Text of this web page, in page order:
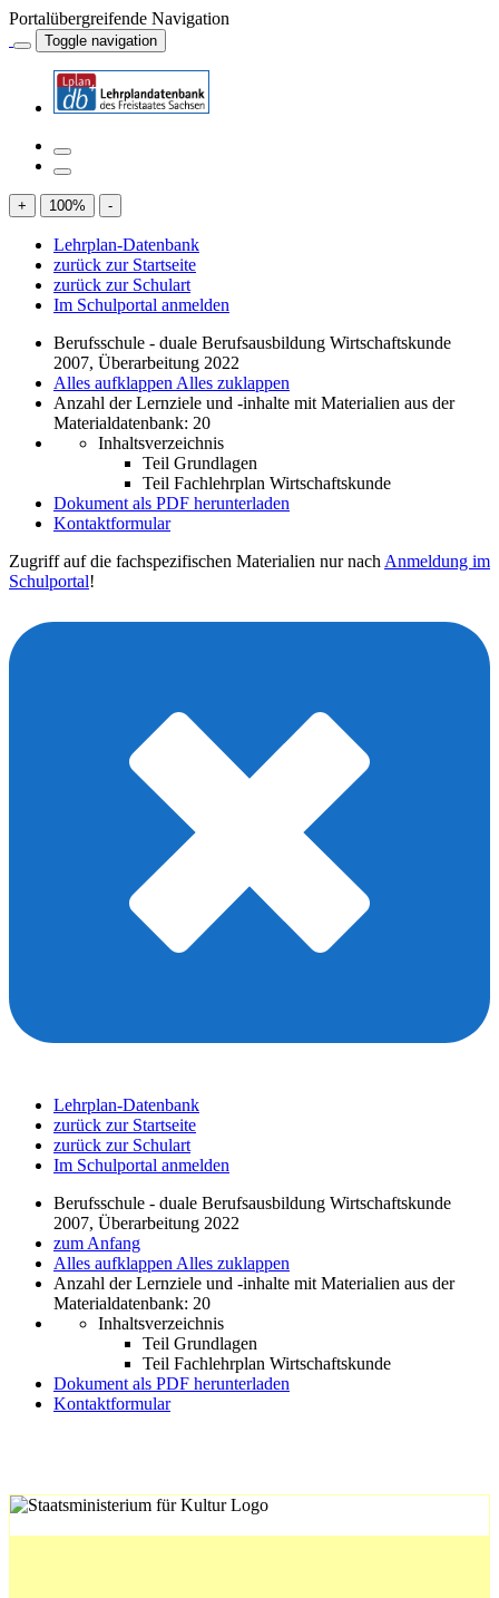
Portalübergreifende Navigation
Toggle navigation
+ 100% -
Lehrplan-Datenbank
zurück zur Startseite
zurück zur Schulart
Im Schulportal anmelden
Berufsschule - duale Berufsausbildung Wirtschaftskunde
2007, Überarbeitung 2022
Alles aufklappen Alles zuklappen
Anzahl der Lernziele und -inhalte mit Materialien aus der
Materialdatenbank: 20
Inhaltsverzeichnis
Teil Grundlagen
Teil Fachlehrplan Wirtschaftskunde
Dokument als PDF herunterladen
Kontaktformular
Zugriff auf die fachspezifischen Materialien nur nach Anmeldung im
Schulportal!
Lehrplan-Datenbank
zurück zur Startseite
zurück zur Schulart
Im Schulportal anmelden
Berufsschule - duale Berufsausbildung Wirtschaftskunde
2007, Überarbeitung 2022
zum Anfang
Alles aufklappen Alles zuklappen
Anzahl der Lernziele und -inhalte mit Materialien aus der
Materialdatenbank: 20
Inhaltsverzeichnis
Teil Grundlagen
Teil Fachlehrplan Wirtschaftskunde
Dokument als PDF herunterladen
Kontaktformular